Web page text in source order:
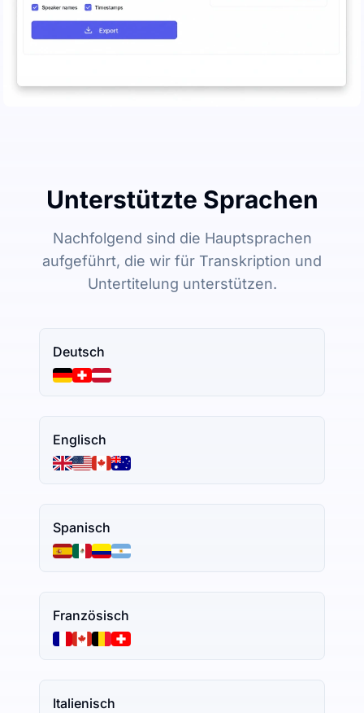
Unterstützte Sprachen
Nachfolgend sind die Hauptsprachen
aufgeführt, die wir für Transkription und
Untertitelung unterstützen.
Deutsch
Englisch
Spanisch
Französisch
Italienisch